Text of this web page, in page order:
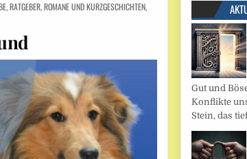
,RATGEBER,ROMANE UND KURZGESCHICHTEN,
Gut und
Konflikte
Stein, das